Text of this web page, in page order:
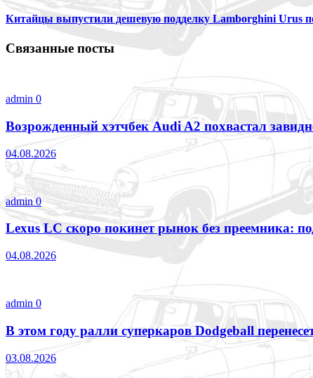
Китайцы выпустили дешевую подделку Lamborghini Urus
Связанные посты
admin 0
Возрожденный хэтчбек Audi A2 похвастал
04.08.2026
admin0
Lexus LC скоро покинет рынок без преемника:
04.08.2026
admin 0
В этом году ралли суперкаров Dodgeball
03.08.2026